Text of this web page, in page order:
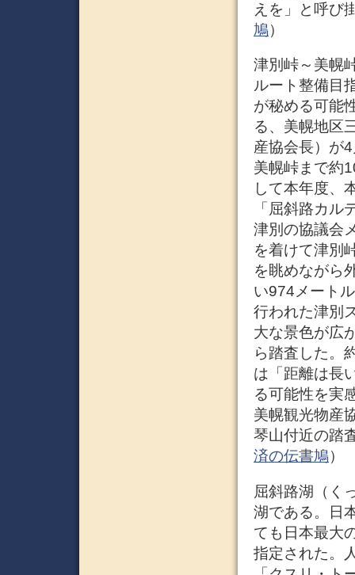
えを」と呼び
鳩）
津別峠～美幌
ルート整備目
が秘める可能
る、美幌地区
産協会長）が
美幌峠まで約
して本年度、
「屈斜路カ
津別の協議会
を着けて津別
を眺めながら
い974メート
行われた津別
大な景色が広
ら踏査した。
は「距離は長
る可能性を実
美幌観光物産
琴山付近の踏
済の伝書鳩）
屈斜路湖（く
湖である。日
ても日本最大
指定された。